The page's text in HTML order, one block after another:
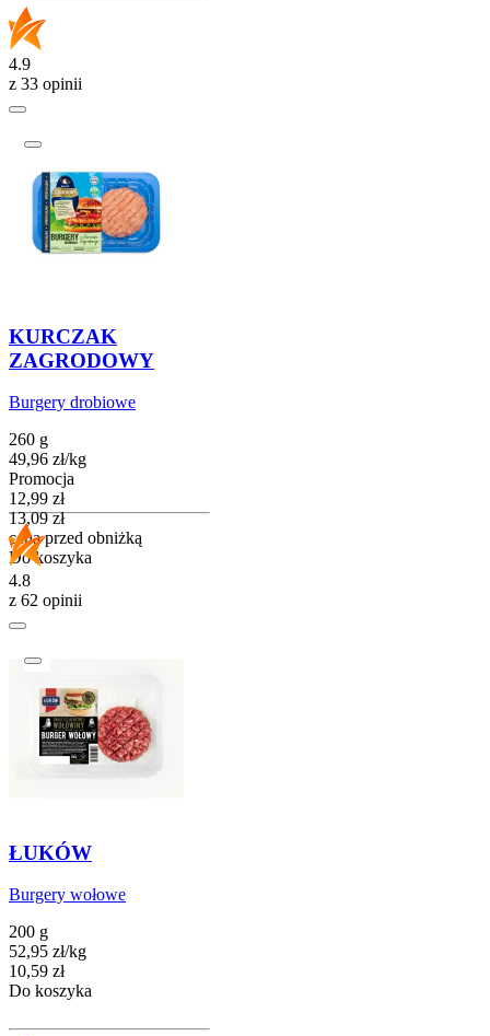
4.9
z 33 opinii
KURCZAK
ZAGRODOWY
Burgery drobiowe
260 g
49,96 zł/kg
Promocja
Cena promocyjna
12,99 zł
13,09 zł
cena przed obniżką
Do koszyka
4.8
z 62 opinii
ŁUKÓW
Burgery wołowe
200 g
52,95 zł/kg
Cena
10,59 zł
Do koszyka